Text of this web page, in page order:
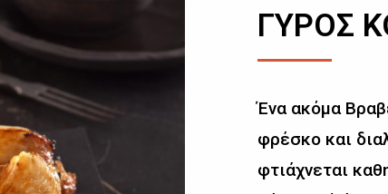
ΓΥΡΟΣ
Ένα ακόμα
φρέσκο και
φτιάχνεται